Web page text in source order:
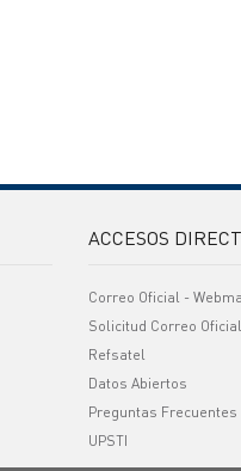
ACCESOS
Correo Oficial -
Solicitud Correo Oficial
Refsatel
Datos Abiertos
Preguntas Frecuentes
UPSTI